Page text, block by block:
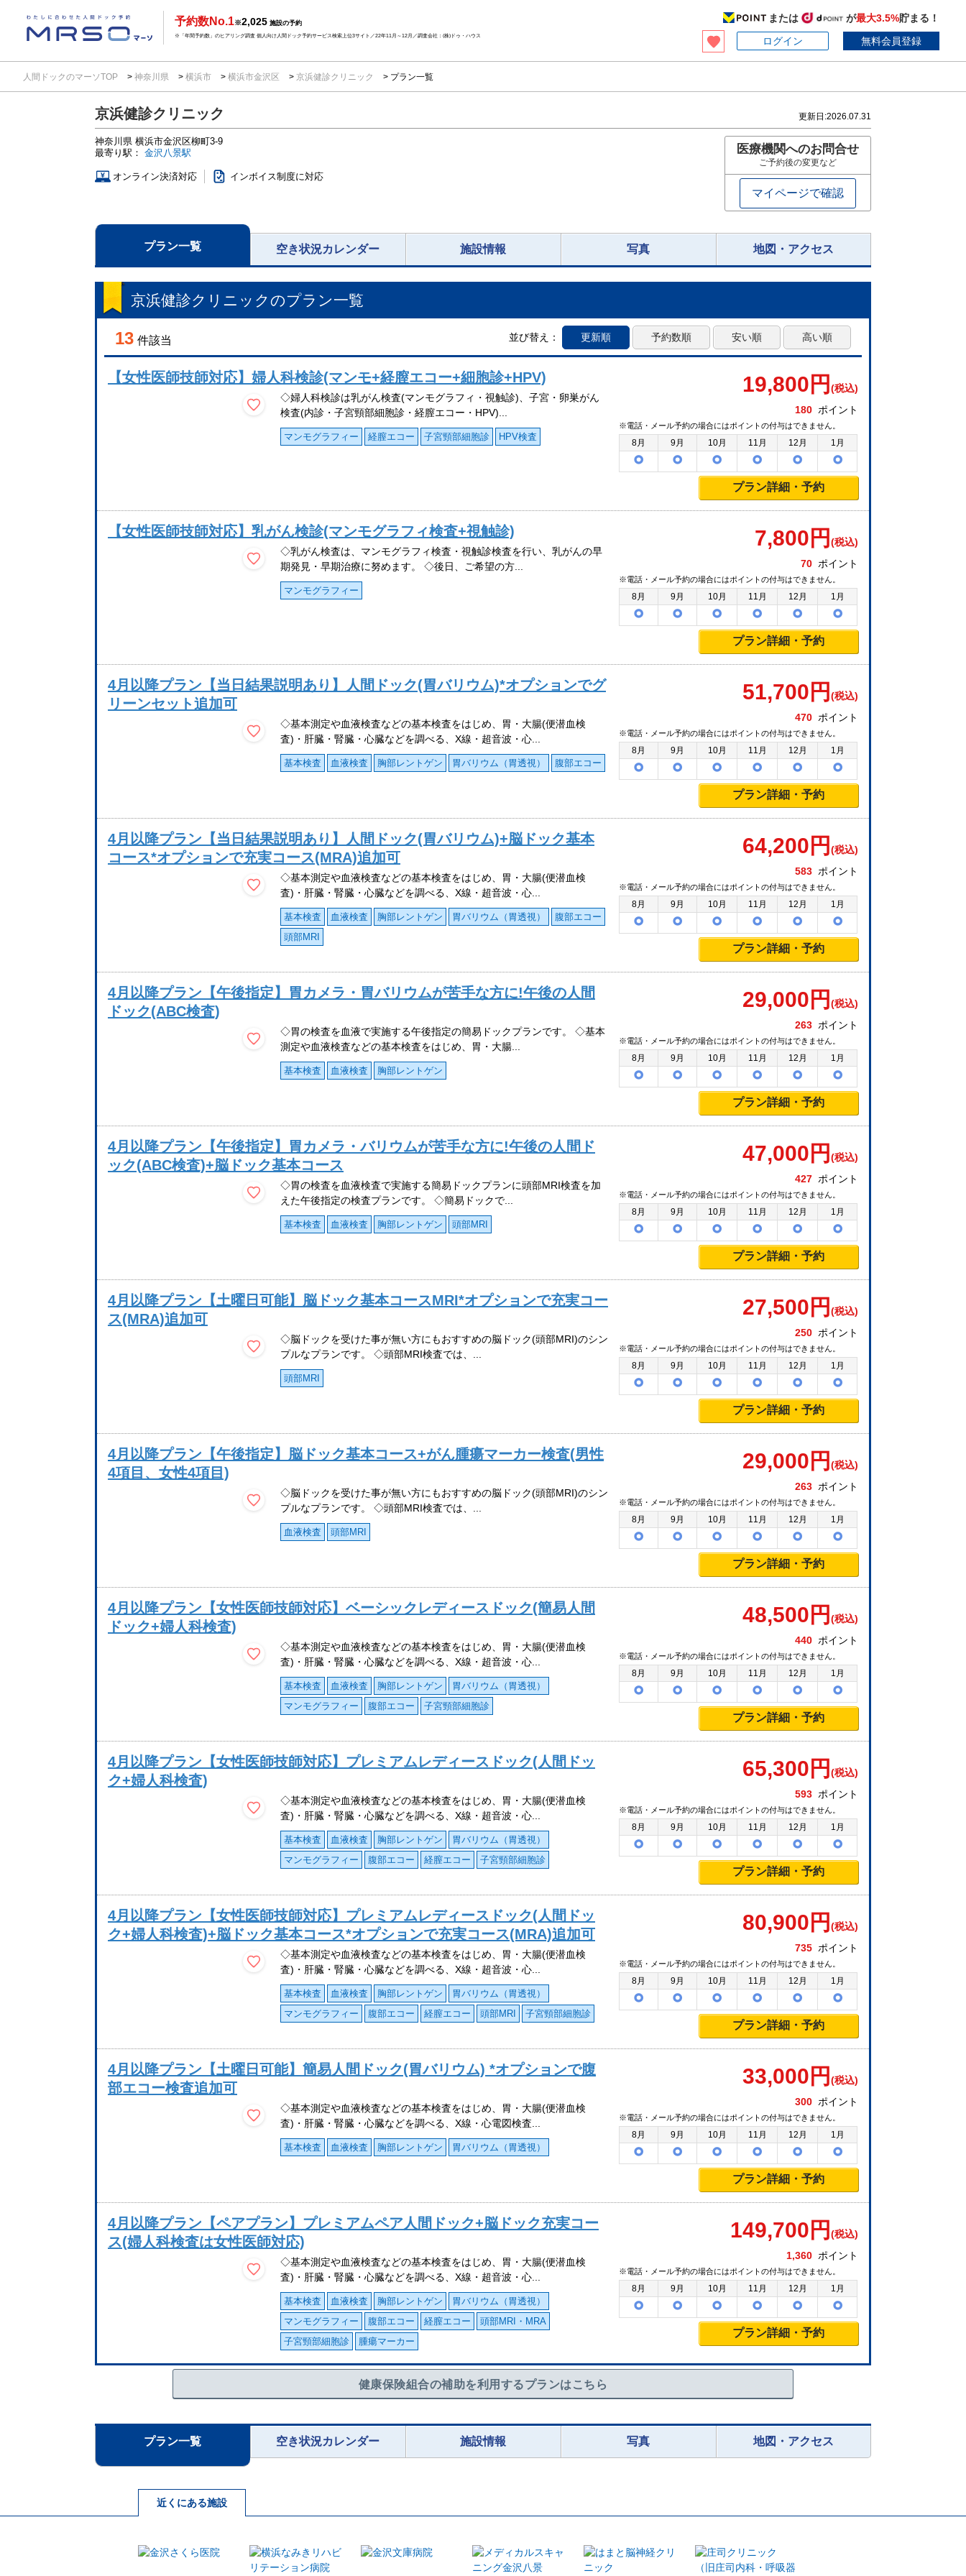
予約数No.1※2,025 施設の予約
※「年間予約数」のヒアリング調査 個人向け人間ドック予約サービス検索上位3サイト／22年11月～12月／調査会社：(株)ドゥ・ハウス
または が最大3.5%貯まる！
ログイン
無料会員登録
人間ドックのマーソTOP 神奈川県 横浜市 横浜市金沢区 京浜健診クリニック プラン一覧
京浜健診クリニック 更新日:2026.07.31
神奈川県 横浜市金沢区柳町3-9
最寄り駅： 金沢八景駅
オンライン決済対応 インボイス制度に対応
医療機関へのお問合せ
ご予約後の変更など
マイページで確認
プラン一覧 空き状況カレンダー 施設情報 写真 地図・アクセス
京浜健診クリニックのプラン一覧
13 件該当 並び替え： 更新順 予約数順 安い順 高い順
【女性医師技師対応】婦人科検診(マンモ+経膣エコー+細胞診+HPV)
◇婦人科検診は乳がん検査(マンモグラフィ・視触診)、子宮・卵巣がん
検査(内診・子宮頸部細胞診・経膣エコー・HPV)...
マンモグラフィー 経膣エコー 子宮頸部細胞診 HPV検査
19,800 円 (税込)
180 ポイント
※電話・メール予約の場合にはポイントの付与はできません。
8月 9月 10月 11月 12月 1月
プラン詳細・予約
【女性医師技師対応】乳がん検診(マンモグラフィ検査+視触診)
◇乳がん検査は、マンモグラフィ検査・視触診検査を行い、乳がんの早
期発見・早期治療に努めます。 ◇後日、ご希望の方...
マンモグラフィー
7,800 円 (税込)
70 ポイント
※電話・メール予約の場合にはポイントの付与はできません。
8月 9月 10月 11月 12月 1月
プラン詳細・予約
4月以降プラン【当日結果説明あり】人間ドック(胃バリウム)*オプションでグ
リーンセット追加可
◇基本測定や血液検査などの基本検査をはじめ、胃・大腸(便潜血検
査)・肝臓・腎臓・心臓などを調べる、X線・超音波・心...
基本検査 血液検査 胸部レントゲン 胃バリウム（胃透視） 腹部エコー
51,700 円 (税込)
470 ポイント
※電話・メール予約の場合にはポイントの付与はできません。
8月 9月 10月 11月 12月 1月
プラン詳細・予約
4月以降プラン【当日結果説明あり】人間ドック(胃バリウム)+脳ドック基本
コース*オプションで充実コース(MRA)追加可
◇基本測定や血液検査などの基本検査をはじめ、胃・大腸(便潜血検
査)・肝臓・腎臓・心臓などを調べる、X線・超音波・心...
基本検査 血液検査 胸部レントゲン 胃バリウム（胃透視）
腹部エコー
頭部MRI
64,200 円 (税込)
583 ポイント
※電話・メール予約の場合にはポイントの付与はできません。
8月 9月 10月 11月 12月 1月
プラン詳細・予約
4月以降プラン【午後指定】胃カメラ・胃バリウムが苦手な方に!午後の人間
ドック(ABC検査)
◇胃の検査を血液で実施する午後指定の簡易ドックプランです。 ◇基本
測定や血液検査などの基本検査をはじめ、胃・大腸...
基本検査 血液検査 胸部レントゲン
29,000 円 (税込)
263 ポイント
※電話・メール予約の場合にはポイントの付与はできません。
8月 9月 10月 11月 12月 1月
プラン詳細・予約
4月以降プラン【午後指定】胃カメラ・バリウムが苦手な方に!午後の人間ド
ック(ABC検査)+脳ドック基本コース
◇胃の検査を血液検査で実施する簡易ドックプランに頭部MRI検査を加
えた午後指定の検査プランです。 ◇簡易ドックで...
基本検査 血液検査 胸部レントゲン 頭部MRI
47,000 円 (税込)
427 ポイント
※電話・メール予約の場合にはポイントの付与はできません。
8月 9月 10月 11月 12月 1月
プラン詳細・予約
4月以降プラン【土曜日可能】脳ドック基本コースMRI*オプションで充実コー
ス(MRA)追加可
◇脳ドックを受けた事が無い方にもおすすめの脳ドック(頭部MRI)のシン
プルなプランです。 ◇頭部MRI検査では、...
頭部MRI
27,500 円 (税込)
250 ポイント
※電話・メール予約の場合にはポイントの付与はできません。
8月 9月 10月 11月 12月 1月
プラン詳細・予約
4月以降プラン【午後指定】脳ドック基本コース+がん腫瘍マーカー検査(男性
4項目、女性4項目)
◇脳ドックを受けた事が無い方にもおすすめの脳ドック(頭部MRI)のシン
プルなプランです。 ◇頭部MRI検査では、...
血液検査 頭部MRI
29,000 円 (税込)
263 ポイント
※電話・メール予約の場合にはポイントの付与はできません。
8月 9月 10月 11月 12月 1月
プラン詳細・予約
4月以降プラン【女性医師技師対応】ベーシックレディースドック(簡易人間
ドック+婦人科検査)
◇基本測定や血液検査などの基本検査をはじめ、胃・大腸(便潜血検
査)・肝臓・腎臓・心臓などを調べる、X線・超音波・心...
基本検査 血液検査 胸部レントゲン
胃バリウム（胃透視）
マンモグラフィー
腹部エコー 子宮頸部細胞診
48,500 円 (税込)
440 ポイント
※電話・メール予約の場合にはポイントの付与はできません。
8月 9月 10月 11月 12月 1月
プラン詳細・予約
4月以降プラン【女性医師技師対応】プレミアムレディースドック(人間ドッ
ク+婦人科検査)
◇基本測定や血液検査などの基本検査をはじめ、胃・大腸(便潜血検
査)・肝臓・腎臓・心臓などを調べる、X線・超音波・心...
基本検査 血液検査 胸部レントゲン
胃バリウム（胃透視）
マンモグラフィー
腹部エコー 経膣エコー 子宮頸部細胞診
65,300 円 (税込)
593 ポイント
※電話・メール予約の場合にはポイントの付与はできません。
8月 9月 10月 11月 12月 1月
プラン詳細・予約
4月以降プラン【女性医師技師対応】プレミアムレディースドック(人間ドッ
ク+婦人科検査)+脳ドック基本コース*オプションで充実コース(MRA)追加可
◇基本測定や血液検査などの基本検査をはじめ、胃・大腸(便潜血検
査)・肝臓・腎臓・心臓などを調べる、X線・超音波・心...
基本検査 血液検査 胸部レントゲン
胃バリウム（胃透視）
マンモグラフィー
腹部エコー 経膣エコー 頭部MRI 子宮頸部細胞診
80,900 円 (税込)
735 ポイント
※電話・メール予約の場合にはポイントの付与はできません。
8月 9月 10月 11月 12月 1月
プラン詳細・予約
4月以降プラン【土曜日可能】簡易人間ドック(胃バリウム) *オプションで腹
部エコー検査追加可
◇基本測定や血液検査などの基本検査をはじめ、胃・大腸(便潜血検
査)・肝臓・腎臓・心臓などを調べる、X線・心電図検査...
基本検査 血液検査 胸部レントゲン 胃バリウム（胃透視）
33,000 円 (税込)
300 ポイント
※電話・メール予約の場合にはポイントの付与はできません。
8月 9月 10月 11月 12月 1月
プラン詳細・予約
4月以降プラン【ペアプラン】プレミアムペア人間ドック+脳ドック充実コー
ス(婦人科検査は女性医師対応)
◇基本測定や血液検査などの基本検査をはじめ、胃・大腸(便潜血検
査)・肝臓・腎臓・心臓などを調べる、X線・超音波・心...
基本検査 血液検査 胸部レントゲン
胃バリウム（胃透視）
マンモグラフィー
腹部エコー 経膣エコー
頭部MRI・MRA
子宮頸部細胞診
腫瘍マーカー
149,700 円 (税込)
1,360 ポイント
※電話・メール予約の場合にはポイントの付与はできません。
8月 9月 10月 11月 12月 1月
プラン詳細・予約
健康保険組合の補助を利用するプランはこちら
プラン一覧 空き状況カレンダー 施設情報 写真 地図・アクセス
近くにある施設